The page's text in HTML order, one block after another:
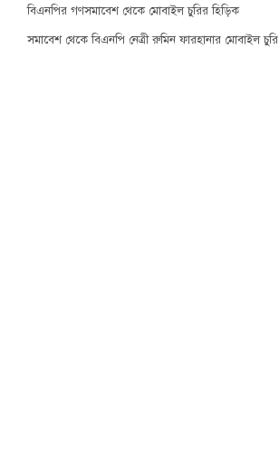
বিএনপির গণসমাবেশ থেকে মোবাইল চুরির হিড়িক
সমাবেশ থেকে বিএনপি নেত্রী রুমিন ফারহানার মোবাইল চুরি